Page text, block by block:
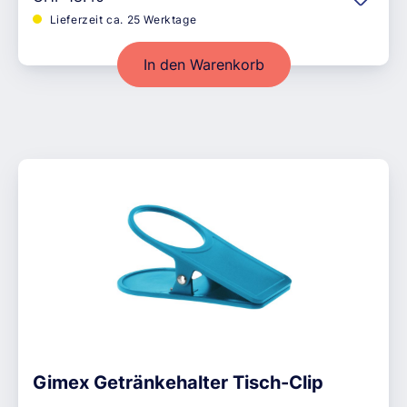
Lieferzeit ca. 25 Werktage
In den Warenkorb
Gimex Getränkehalter Tisch-Clip